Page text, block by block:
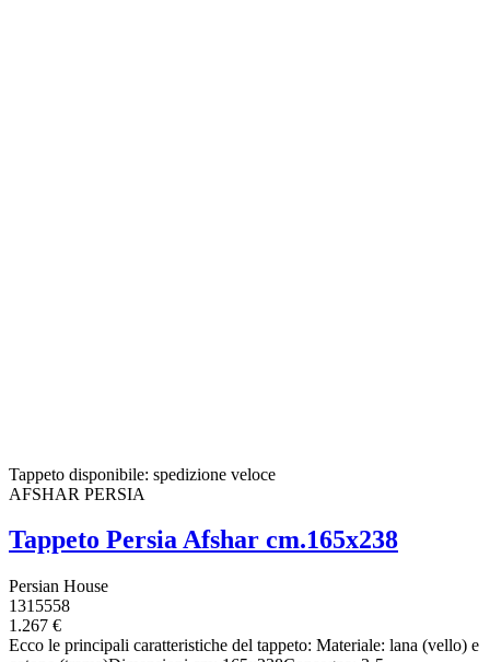
Tappeto disponibile: spedizione veloce
AFSHAR PERSIA
Tappeto Persia Afshar cm.165x238
Persian House
1315558
1.267 €
Ecco le principali caratteristiche del tappeto: Materiale: lana (vello) e